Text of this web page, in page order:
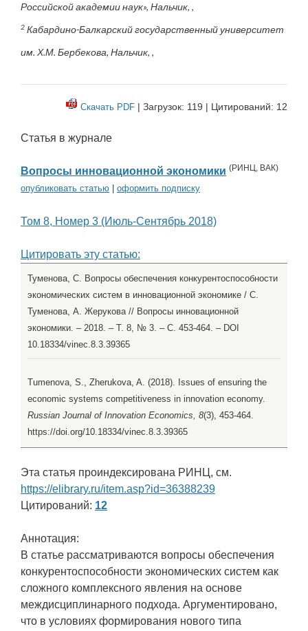
Российской академии наук», Нальчик, ,
2 Кабардино-Балкарский государственный университет
им. Х.М. Бербекова, Нальчик, ,
Скачать PDF | Загрузок: 119 | Цитирований: 12
Статья в журнале
Вопросы инновационной экономики (РИНЦ, ВАК)
опубликовать статью оформить подписку
Том 8, Номер 3 (Июль-Сентябрь 2018)
Цитировать эту статью:
Туменова, С. Вопросы обеспечения конкурентоспособности
экономических систем в инновационной экономике / С.
Туменова, А. Жерукова // Вопросы инновационной
экономики. – 2018. – Т. 8, № 3. – С. 453-464. – DOI
10.18334/vinec.8.3.39365
Tumenova, S., Zherukova, A. (2018). Issues of ensuring the
economic systems competitiveness in innovation economy.
Russian Journal of Innovation Economics, 8(3), 453-464.
https://doi.org/10.18334/vinec.8.3.39365
Эта статья проиндексирована РИНЦ, см.
https://elibrary.ru/item.asp?id=36388239
Цитирований: 12
Аннотация:
В статье рассматриваются вопросы обеспечения
конкурентоспособности экономических систем как
сложного комплексного явления на основе
междисциплинарного подхода. Аргументировано,
что в условиях формирования нового типа